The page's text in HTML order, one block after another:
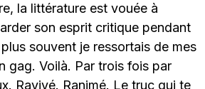
la littérature est vouée à
son esprit critique pendant
souvent je ressortais de mes
gag. Voilà. Par trois fois par
Ravivé. Ranimé. Le truc qui te